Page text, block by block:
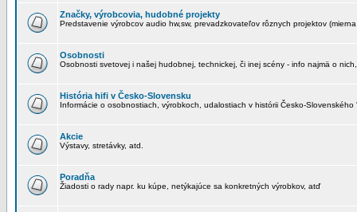
Značky, výrobcovia, hudobné projekty
Predstavenie výrobcov audio hw,sw, prevadzkovateľov rôznych projektov
Osobnosti
Osobnosti svetovej i našej hudobnej, technickej, či inej scény - info najmä o
História hifi v Česko-Slovensku
Informácie o osobnostiach, výrobkoch, udalostiach v histórii Česko-Slovenského
Akcie
Výstavy, stretávky, atd.
Poradňa
Žiadosti o rady napr. ku kúpe, netýkajúce sa konkretných výrobkov, atď